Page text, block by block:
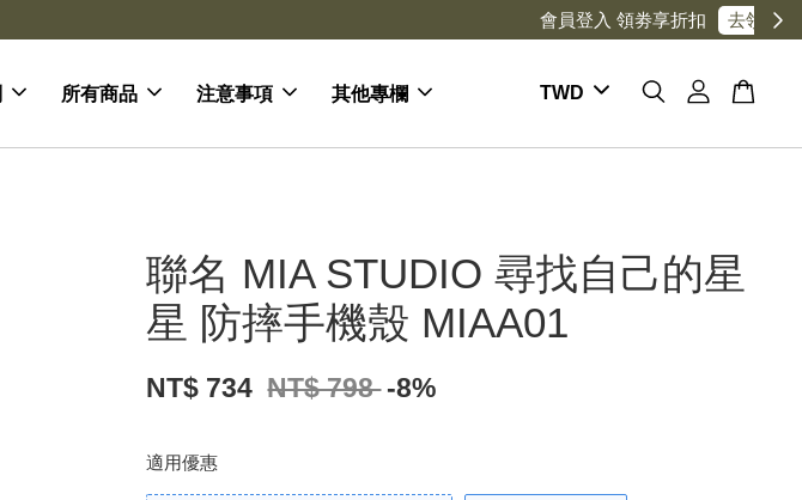
所有商品 注意事項 其他專欄
聯名 MIA STUDIO 尋找自己的星
星 防摔手機殼 MIAA01
NT$ 734 NT$ 798 -8%
適用優惠